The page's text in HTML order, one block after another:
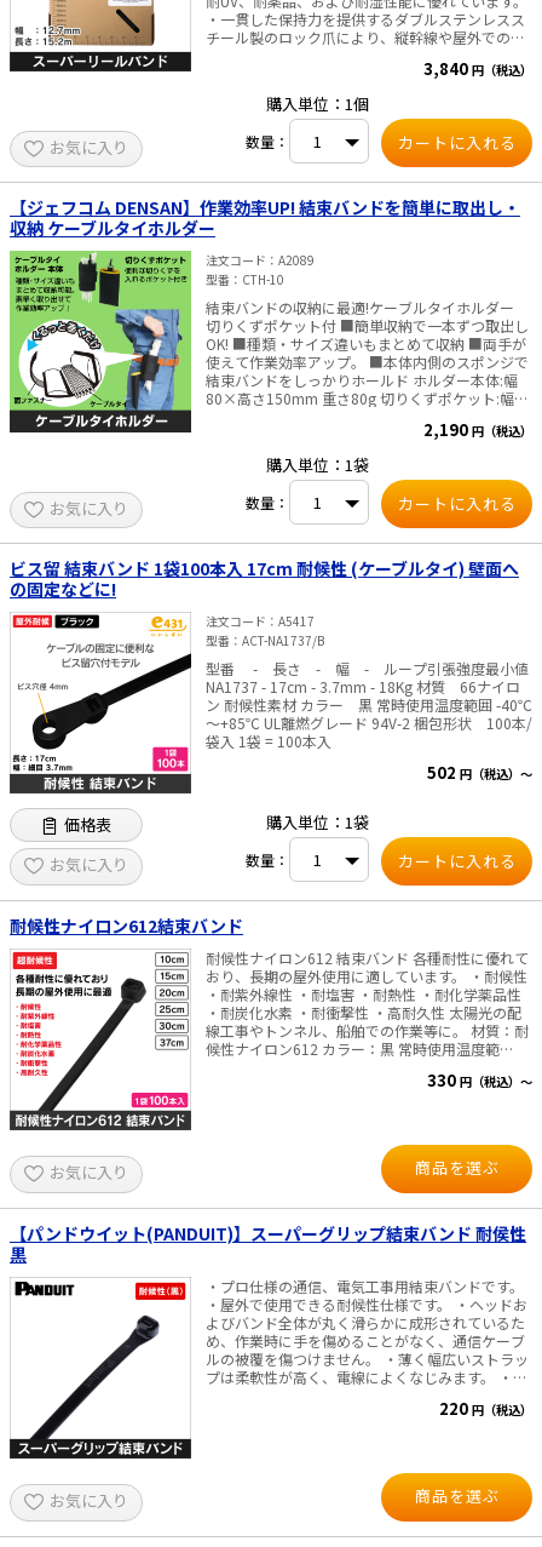
・一貫した保持力を提供するダブルステンレスス
チール製のロック爪により、縦幹線や屋外でのケ
ので必要な長さでカットでき、無駄がありませ
ド（DTHEH-Q0 ）と一緒にご使用ください。 仕
様・規格 ・色： 黒 ・使用環境： 屋外（耐候性）
・長さ（m）：15.2 ・幅（mm）：12.7 ・厚さ
（mm）：1.5 ・材質：耐候性アセタール ・ルー
プ引張強度N（kg）：1112 ・推奨工具： GS4EH-
E, ST3EH
3,840 円（税込）
お気に入り
購入単位：1個
数量：
【ジェフコム DENSAN】作業効率UP! 結束バンドを簡単に取出し・
収納 ケーブルタイホルダー
注文コード
A2089
型番
CTH-10
結束バンドの収納に最適!ケーブルタイホルダー
切りくずポケット付 ■簡単収納で一本ずつ取出し
OK! ■種類・サイズ違いもまとめて収納 ■両手が
使えて作業効率アップ。 ■本体内側のスポンジで
結束バンドをしっかりホールド ホルダー本体:幅
80×高さ150mm 重さ80g 切りくずポケット:幅
おりません。 結束バンドなどはこちらのページか
らご購入頂けます。
2,190 円（税込）
お気に入り
購入単位：1袋
数量：
ビス留 結束バンド 1袋100本入 17cm 耐候性 (ケーブルタイ) 壁面へ
の固定などに!
注文コード
A5417
型番
ACT-NA1737/B
型番 - 長さ - 幅 - ループ引張強度最小値
NA1737 - 17cm - 3.7mm - 18Kg 材質 66ナイロ
ン 耐候性素材 カラー 黒 常時使用温度範囲 -40℃
～+85℃ UL離燃グレード 94V-2 梱包形状 100本/
袋入 1袋 = 100本入
502 円（税込）～
価格表
お気に入り
購入単位：1袋
数量：
耐候性ナイロン612結束バンド
耐候性ナイロン612 結束バンド 各種耐性に優れて
おり、長期の屋外使用に適しています。 ・耐候性
・耐紫外線性 ・耐塩害 ・耐熱性 ・耐化学薬品性
・耐炭化水素 ・耐衝撃性 ・高耐久性 太陽光の配
線工事やトンネル、船舶での作業等に。 材質：耐
候性ナイロン612 カラー：黒 常時使用温度範
最低温度：0℃ ※気温0℃未満の環境下での施工
使用環境における性能や寿命を保証するものでは
ありません。 梱包形状：100本/袋入 ＜ご使用時
の注意点＞ ・結束作業は0℃以上の環境で行って
ください。 ・氷点下での施工が避けられない場合
は、作業前に製品を室温で保管し、柔軟性を確保
した状態でご使用ください。 ・保管時も極端な低
してください。
330 円（税込）～
お気に入り 商品を選ぶ
【パンドウイット(PANDUIT)】スーパーグリップ結束バンド 耐侯性
黒
・プロ仕様の通信、電気工事用結束バンドです。
・屋外で使用できる耐候性仕様です。 ・ヘッドお
よびバンド全体が丸く滑らかに成形されているた
め、作業時に手を傷めることがなく、通信ケーブ
ルの被覆を傷つけません。 ・薄く幅広いストラッ
プは柔軟性が高く、電線によくなじみます。 ・ロ
仕様・規格 ・色：黒 ・材質： 耐候性ナイロン6.6
は、(米国)SAE-AS23190Aに準拠した引張強度規格
220 円（税込）
お気に入り 商品を選ぶ